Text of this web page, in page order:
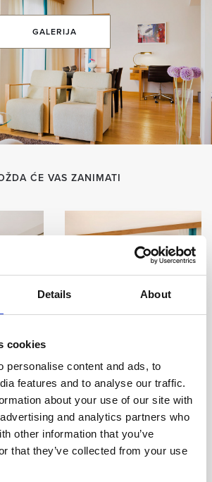
Details About
cookies
personalise content and ads, to
features and to analyse our traffic.
about your use of our site with
and analytics partners who
other information that you’ve
that they’ve collected from your use
GALERIJA
ĆE VAS ZANIMATI
Dvosobna - pogled vrt
Veličina sobe:85 m2/
Kapacitet: 5 gostiju